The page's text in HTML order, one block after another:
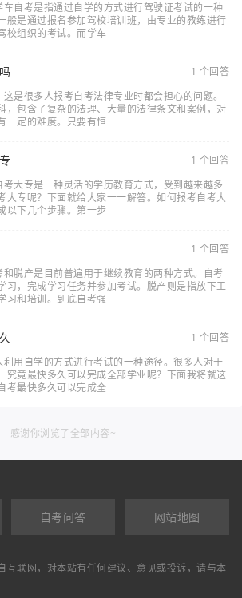
自考是指通过自学的方式进行驾驶证考试的一种
般是通过报名参加驾校培训班，由专业的教练进行
校组织的考试。而学车
1 个回答
是很多人报考自考法律专业时都会担心的问题。
，包含了复杂的法理、大量的法律条文和案例，对
一定的难度。只要有恒
1 个回答
大专是一种灵活的学历教育方式，受到越来越多
大专呢？下面就给大家一一解答。如何报考自考大
以下几个步骤。第一步
1 个回答
脱产是目前普遍用于继续教育的两种方式。自考
习，完成学习任务并参加考试。脱产则是指放下工
习和培训。到底自考强
1 个回答
用自学的方式进行考试的一种途径。很多人对于
究竟最快多久可以完成全部学业呢？下面我将就这
考最快多久可以完成全
感谢你浏览了全部内容~
自考问答 网站地图
互联网，对本站有任何建议、意见或投诉，请与本